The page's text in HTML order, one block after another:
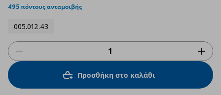
rating
495 πόντους ανταμοιβής
005.012.43
Προσθήκη στο καλάθι